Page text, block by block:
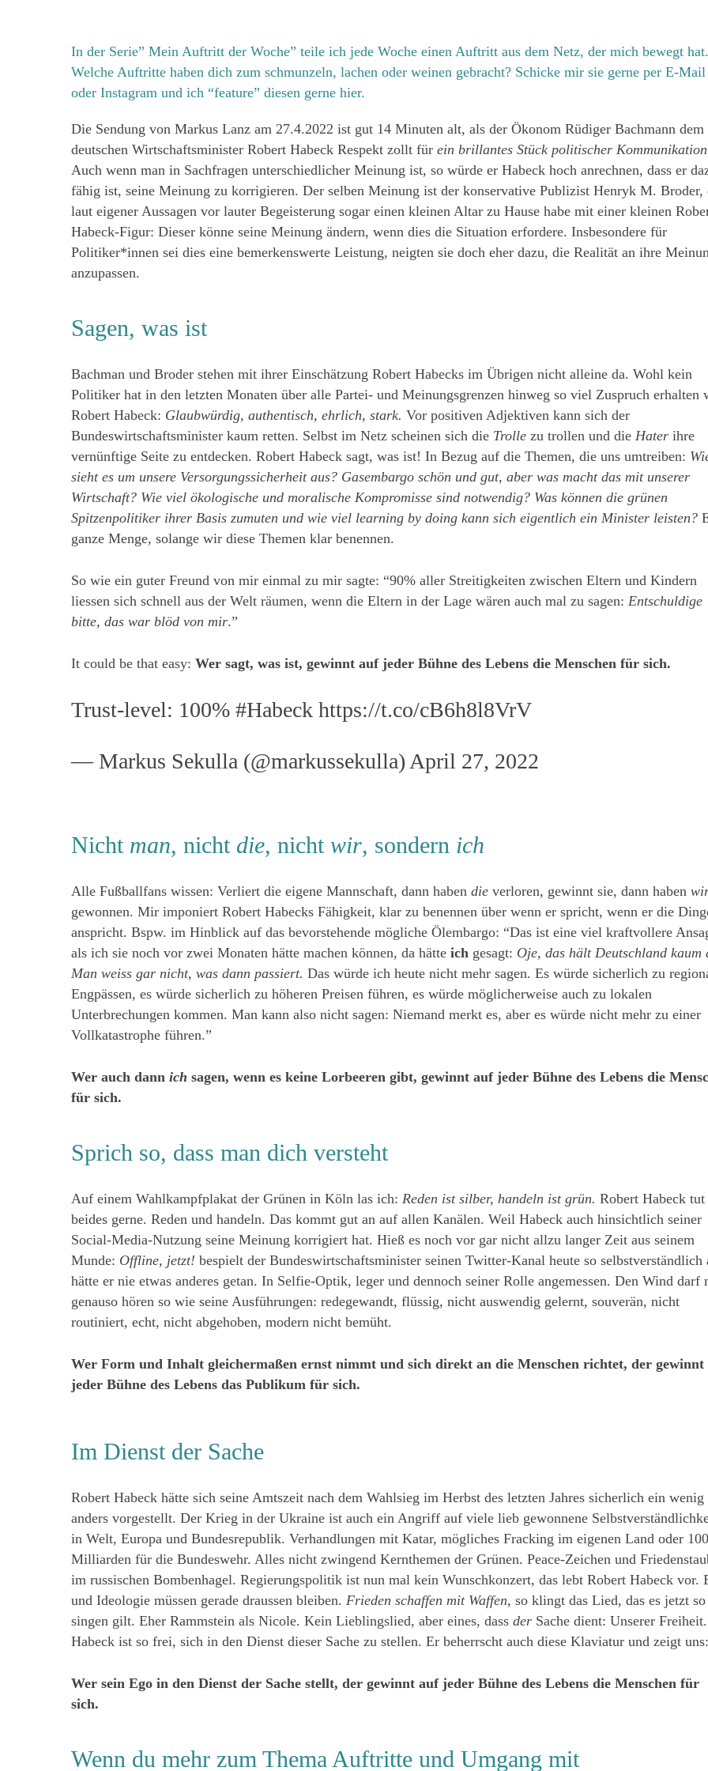
In der Serie” Mein Auftritt der Woche” teile ich jede Woche einen Auftritt aus dem Netz, der mich bewegt hat.
Welche Auftritte haben dich zum schmunzeln, lachen oder weinen gebracht? Schicke mir sie gerne per E-Mail
oder Instagram und ich “feature” diesen gerne hier.
Die Sendung von Markus Lanz am 27.4.2022 ist gut 14 Minuten alt, als der Ökonom Rüdiger Bachmann dem
deutschen Wirtschaftsminister Robert Habeck Respekt zollt für ein brillantes Stück politischer Kommunikation
Auch wenn man in Sachfragen unterschiedlicher Meinung ist, so würde er Habeck hoch anrechnen, dass er
fähig ist, seine Meinung zu korrigieren. Der selben Meinung ist der konservative Publizist Henryk M. Broder,
laut eigener Aussagen vor lauter Begeisterung sogar einen kleinen Altar zu Hause habe mit einer kleinen
Habeck-Figur: Dieser könne seine Meinung ändern, wenn dies die Situation erfordere. Insbesondere für
Politiker*innen sei dies eine bemerkenswerte Leistung, neigten sie doch eher dazu, die Realität an ihre
anzupassen.
Sagen, was ist
Bachman und Broder stehen mit ihrer Einschätzung Robert Habecks im Übrigen nicht alleine da. Wohl kein
Politiker hat in den letzten Monaten über alle Partei- und Meinungsgrenzen hinweg so viel Zuspruch erhalten
Robert Habeck: Glaubwürdig, authentisch, ehrlich, stark. Vor positiven Adjektiven kann sich der
Bundeswirtschaftsminister kaum retten. Selbst im Netz scheinen sich die Trolle zu trollen und die Hater ihre
vernünftige Seite zu entdecken. Robert Habeck sagt, was ist! In Bezug auf die Themen, die uns umtreiben:
sieht es um unsere Versorgungssicherheit aus? Gasembargo schön und gut, aber was macht das mit unserer
Wirtschaft? Wie viel ökologische und moralische Kompromisse sind notwendig? Was können die grünen
Spitzenpolitiker ihrer Basis zumuten und wie viel learning by doing kann sich eigentlich ein Minister leisten?
ganze Menge, solange wir diese Themen klar benennen.
So wie ein guter Freund von mir einmal zu mir sagte: “90% aller Streitigkeiten zwischen Eltern und Kindern
liessen sich schnell aus der Welt räumen, wenn die Eltern in der Lage wären auch mal zu sagen: Entschuldige
bitte, das war blöd von mir.”
It could be that easy: Wer sagt, was ist, gewinnt auf jeder Bühne des Lebens die Menschen für sich.
Trust-level: 100% #Habeck https://t.co/cB6h8l8VrV
— Markus Sekulla (@markussekulla) April 27, 2022
Nicht man, nicht die, nicht wir, sondern ich
Alle Fußballfans wissen: Verliert die eigene Mannschaft, dann haben die verloren, gewinnt sie, dann haben
gewonnen. Mir imponiert Robert Habecks Fähigkeit, klar zu benennen über wenn er spricht, wenn er die
anspricht. Bspw. im Hinblick auf das bevorstehende mögliche Ölembargo: “Das ist eine viel kraftvollere
als ich sie noch vor zwei Monaten hätte machen können, da hätte ich gesagt: Oje, das hält Deutschland kaum
Man weiss gar nicht, was dann passiert. Das würde ich heute nicht mehr sagen. Es würde sicherlich zu
Engpässen, es würde sicherlich zu höheren Preisen führen, es würde möglicherweise auch zu lokalen
Unterbrechungen kommen. Man kann also nicht sagen: Niemand merkt es, aber es würde nicht mehr zu einer
Vollkatastrophe führen.”
Wer auch dann ich sagen, wenn es keine Lorbeeren gibt, gewinnt auf jeder Bühne des Lebens die
für sich.
Sprich so, dass man dich versteht
Auf einem Wahlkampfplakat der Grünen in Köln las ich: Reden ist silber, handeln ist grün. Robert Habeck tut
beides gerne. Reden und handeln. Das kommt gut an auf allen Kanälen. Weil Habeck auch hinsichtlich seiner
Social-Media-Nutzung seine Meinung korrigiert hat. Hieß es noch vor gar nicht allzu langer Zeit aus seinem
Munde: Offline, jetzt! bespielt der Bundeswirtschaftsminister seinen Twitter-Kanal heute so selbstverständlich
hätte er nie etwas anderes getan. In Selfie-Optik, leger und dennoch seiner Rolle angemessen. Den Wind darf
genauso hören so wie seine Ausführungen: redegewandt, flüssig, nicht auswendig gelernt, souverän, nicht
routiniert, echt, nicht abgehoben, modern nicht bemüht.
Wer Form und Inhalt gleichermaßen ernst nimmt und sich direkt an die Menschen richtet, der gewinnt
jeder Bühne des Lebens das Publikum für sich.
Im Dienst der Sache
Robert Habeck hätte sich seine Amtszeit nach dem Wahlsieg im Herbst des letzten Jahres sicherlich ein wenig
anders vorgestellt. Der Krieg in der Ukraine ist auch ein Angriff auf viele lieb gewonnene
in Welt, Europa und Bundesrepublik. Verhandlungen mit Katar, mögliches Fracking im eigenen Land oder 100
Milliarden für die Bundeswehr. Alles nicht zwingend Kernthemen der Grünen. Peace-Zeichen und
im russischen Bombenhagel. Regierungspolitik ist nun mal kein Wunschkonzert, das lebt Robert Habeck vor.
und Ideologie müssen gerade draussen bleiben. Frieden schaffen mit Waffen, so klingt das Lied, das es jetzt so
singen gilt. Eher Rammstein als Nicole. Kein Lieblingslied, aber eines, dass der Sache dient: Unserer Freiheit.
Habeck ist so frei, sich in den Dienst dieser Sache zu stellen. Er beherrscht auch diese Klaviatur und zeigt uns:
Wer sein Ego in den Dienst der Sache stellt, der gewinnt auf jeder Bühne des Lebens die Menschen für
sich.
Wenn du mehr zum Thema Auftritte und Umgang mit